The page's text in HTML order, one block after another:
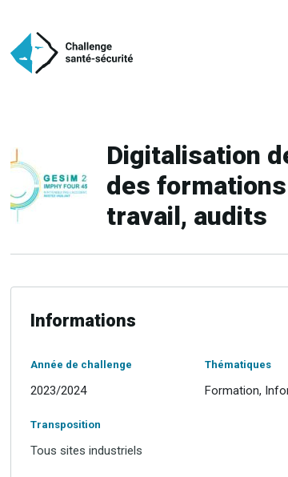
Digitalisation
des
travail, audits
Informations
Année de challenge
2023/2024
Thématiques
Formation,
Transposition
Tous sites industriels